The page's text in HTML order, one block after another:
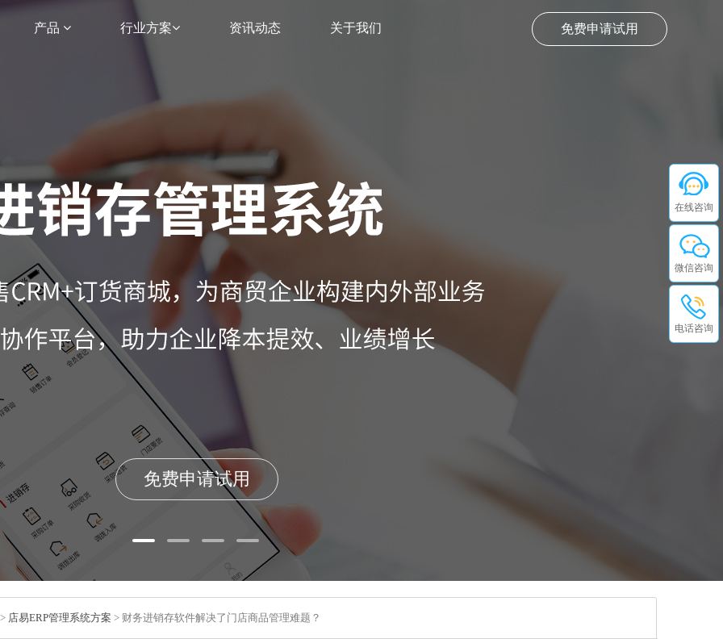
免费申请试用
产品 行业方案 资讯动态 关于我们
免费申请试用
店易ERP管理系统方案 > 财务进销存软件解决了门店商品管理难题？
在线咨询
微信咨询
电话咨询